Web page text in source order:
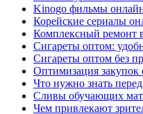
Kinogo фильмы
Корейские сериалы
Комплексный ремонт
Сигареты оптом:
Сигареты оптом без
Оптимизация закупок
Что нужно знать
Сливы обучающих
Чем привлекают